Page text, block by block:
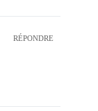
RÉPONDRE